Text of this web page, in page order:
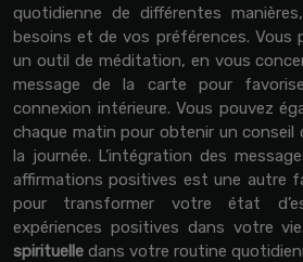
quotidienne de différentes
besoins et de vos préférences. Vous
un outil de méditation, en vous
message de la carte pour
connexion intérieure. Vous pouvez
chaque matin pour obtenir un conseil
la journée. L’intégration des
affirmations positives est une autre
pour transformer votre état
expériences positives dans votre
spirituelle dans votre routine